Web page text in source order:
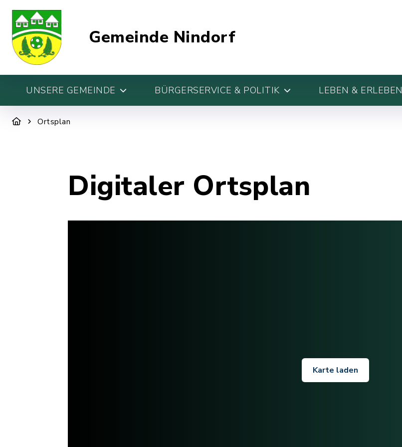
Gemeinde Nindorf
UNSERE GEMEINDE BÜRGERSERVICE & POLITIK LEBEN & ERLEBEN
Ortsplan
Digitaler Ortsplan
Karte laden